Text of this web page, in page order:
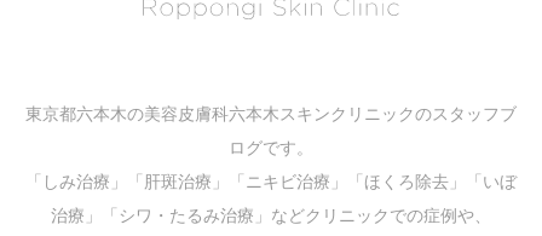
東京都六本木の美容皮膚科六本木スキンクリニックのスタッフブ
ログです。
「しみ治療」「肝斑治療」「ニキビ治療」「ほくろ除去」「いぼ
治療」「シワ・たるみ治療」などクリニックでの症例や、